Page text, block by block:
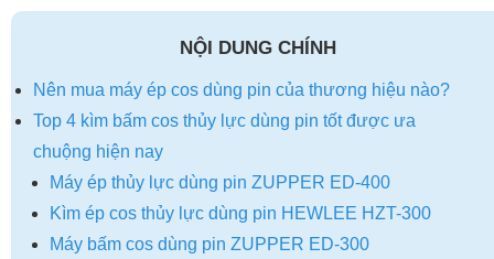
NỘI DUNG CHÍNH
Nên mua máy ép cos dùng pin của thương hiệu nào?
Top 4 kìm bấm cos thủy lực dùng pin tốt được ưa
chuộng hiện nay
Máy ép thủy lực dùng pin ZUPPER ED-400
Kìm ép cos thủy lực dùng pin HEWLEE HZT-300
Máy bấm cos dùng pin ZUPPER ED-300